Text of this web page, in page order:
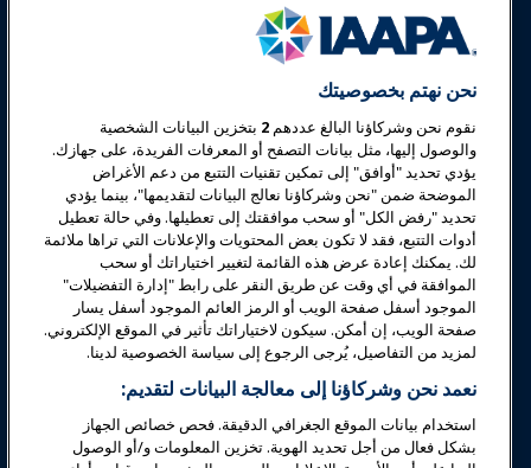
معارض وفعاليات
أخبار وعالم المرح
تعليم
السلامة والأمان
الدعوة
البحوث والتقارير
حول IAAPA
نحن نهتم بخصوصيتك
نقوم نحن وشركاؤنا البالغ عددهم 2 بتخزين البيانات الشخصية
والوصول إليها، مثل بيانات التصفح أو المعرفات الفريدة، على جهازك.
يؤدي تحديد "أوافق" إلى تمكين تقنيات التتبع من دعم الأغراض
الموضحة ضمن "نحن وشركاؤنا نعالج البيانات لتقديمها"، بينما يؤدي
تحديد "رفض الكل" أو سحب موافقتك إلى تعطيلها. وفي حالة تعطيل
أدوات التتبع، فقد لا تكون بعض المحتويات والإعلانات التي تراها ملائمة
لك. يمكنك إعادة عرض هذه القائمة لتغيير اختياراتك أو سحب
الموافقة في أي وقت عن طريق النقر على رابط "إدارة التفضيلات"
الموجود أسفل صفحة الويب أو الرمز العائم الموجود أسفل يسار
صفحة الويب، إن أمكن. سيكون لاختياراتك تأثير في الموقع الإلكتروني.
لمزيد من التفاصيل، يُرجى الرجوع إلى سياسة الخصوصية لدينا.
نعمد نحن وشركاؤنا إلى معالجة البيانات لتقديم:
استخدام بيانات الموقع الجغرافي الدقيقة. فحص خصائص الجهاز
بشكل فعال من أجل تحديد الهوية. تخزين المعلومات و/أو الوصول